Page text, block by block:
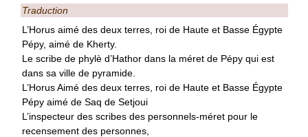
Traduction
L’Horus aimé des deux terres, roi de Haute et Basse Égypte
Pépy, aimé de Kherty.
Le scribe de phylè d’Hathor dans la méret de Pépy qui est
dans sa ville de pyramide.
L’Horus Aimé des deux terres, roi de Haute et Basse Égypte
Pépy aimé de Saq de Setjoui
L’inspecteur des scribes des personnels-méret pour le
recensement des personnes,